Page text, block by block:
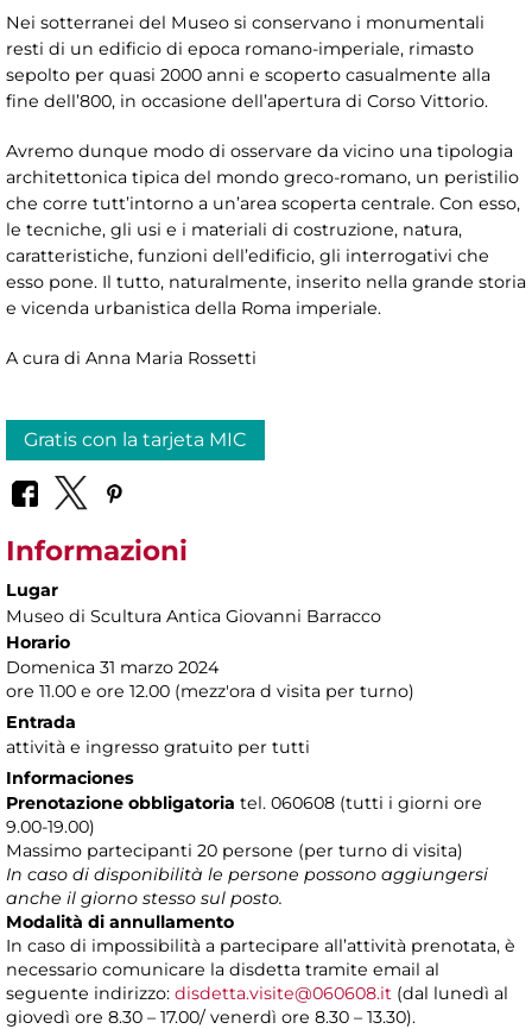
Nei sotterranei del Museo si conservano i monumentali
resti di un edificio di epoca romano-imperiale, rimasto
sepolto per quasi 2000 anni e scoperto casualmente alla
fine dell’800, in occasione dell’apertura di Corso Vittorio.
Avremo dunque modo di osservare da vicino una tipologia
architettonica tipica del mondo greco-romano, un peristilio
che corre tutt’intorno a un’area scoperta centrale. Con esso,
le tecniche, gli usi e i materiali di costruzione, natura,
caratteristiche, funzioni dell’edificio, gli interrogativi che
esso pone. Il tutto, naturalmente, inserito nella grande storia
e vicenda urbanistica della Roma imperiale.
A cura di Anna Maria Rossetti
Gratis con la tarjeta MIC
Informazioni
Lugar
Museo di Scultura Antica Giovanni Barracco
Horario
Domenica 31 marzo 2024
ore 11.00 e ore 12.00 (mezz'ora d visita per turno)
Entrada
attività e ingresso gratuito per tutti
Informaciones
Prenotazione obbligatoria tel. 060608 (tutti i giorni ore
9.00-19.00)
Massimo partecipanti 20 persone (per turno di visita)
In caso di disponibilità le persone possono aggiungersi
anche il giorno stesso sul posto.
Modalità di annullamento
In caso di impossibilità a partecipare all’attività prenotata, è
necessario comunicare la disdetta tramite email al
seguente indirizzo: disdetta.visite@060608.it (dal lunedì al
giovedì ore 8.30 – 17.00/ venerdì ore 8.30 – 13.30).